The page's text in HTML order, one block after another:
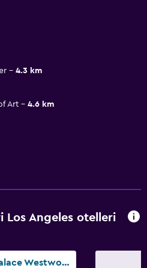
4.3 km
Art
4.6 km
Angeles otelleri
Royal Palace Westwood